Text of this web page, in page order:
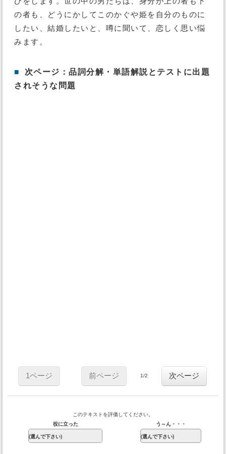
の者も、どうにかしてこのかぐや姫を自分のものに
したい、結婚したいと、噂に聞いて、恋しく思い悩
みます。
■
次ページ：品詞分解・単語解説とテストに出題
されそうな問題
1ページ 前ページ 1/2 次ページ
このテキストを評価してください。
役に立った
う～ん・・・